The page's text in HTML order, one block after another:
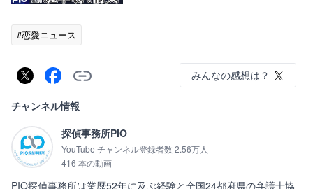
#恋愛ニュース
みんなの感想は？
チャンネル情報
探偵事務所PIO
YouTube チャンネル登録者数 2.56万人
416 本の動画
PIO探偵事務所は業歴52年に及ぶ経験と全国24都府県の弁護士協